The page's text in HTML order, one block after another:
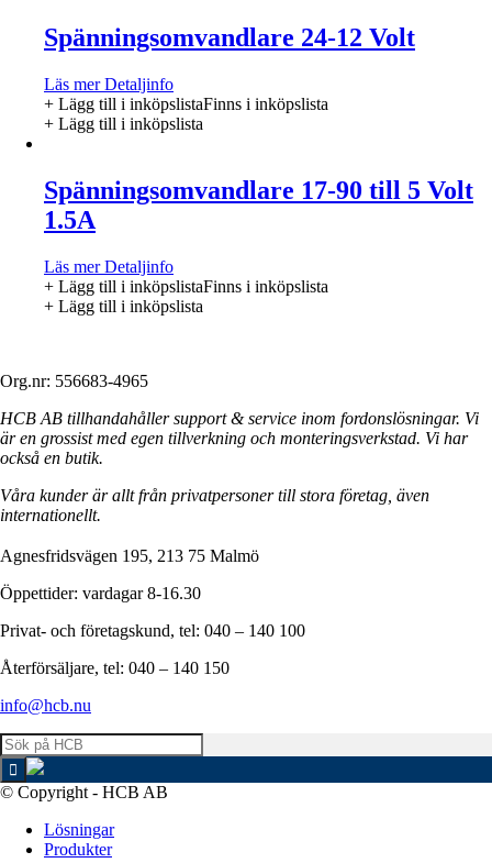
Spänningsomvandlare 24-12 Volt
Läs merDetaljinfo
+ Lägg till i inköpslistaFinns i inköpslista
+ Lägg till i inköpslista
Spänningsomvandlare 17-90 till 5 Volt
1.5A
Läs merDetaljinfo
+ Lägg till i inköpslistaFinns i inköpslista
+ Lägg till i inköpslista
Org.nr: 556683-4965
HCB AB tillhandahåller support & service inom fordonslösningar. Vi
är en grossist med egen tillverkning och monteringsverkstad. Vi har
också en butik.
Våra kunder är allt från privatpersoner till stora företag, även
internationellt.
Agnesfridsvägen 195, 213 75 Malmö
Öppettider: vardagar 8-16.30
Privat- och företagskund, tel: 040 – 140 100
Återförsäljare, tel: 040 – 140 150
info@hcb.nu
© Copyright - HCB AB
Lösningar
Produkter